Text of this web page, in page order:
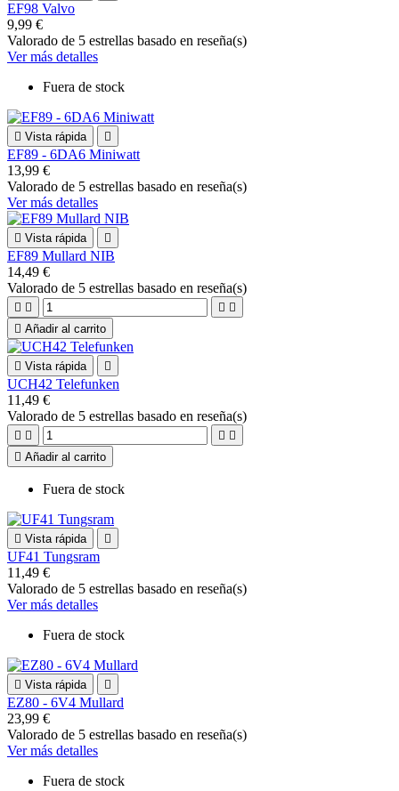
EF98 Valvo
9,99 €
Valorado de 5 estrellas basado en reseña(s)
Ver más detalles
Fuera de stock
 Vista rápida 
EF89 - 6DA6 Miniwatt
13,99 €
Valorado de 5 estrellas basado en reseña(s)
Ver más detalles
 Vista rápida 
EF89 Mullard NIB
14,49 €
Valorado de 5 estrellas basado en reseña(s)
   
 Añadir al carrito
 Vista rápida 
UCH42 Telefunken
11,49 €
Valorado de 5 estrellas basado en reseña(s)
   
 Añadir al carrito
Fuera de stock
 Vista rápida 
UF41 Tungsram
11,49 €
Valorado de 5 estrellas basado en reseña(s)
Ver más detalles
Fuera de stock
 Vista rápida 
EZ80 - 6V4 Mullard
23,99 €
Valorado de 5 estrellas basado en reseña(s)
Ver más detalles
Fuera de stock